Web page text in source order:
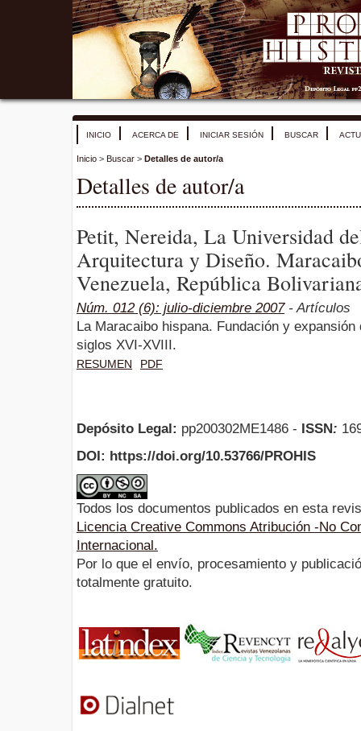
INICIO ACERCA DE INICIAR SESIÓN BUSCAR
Inicio > Buscar > Detalles de autor/a
Detalles de autor/a
Petit, Nereida, La Universidad
Arquitectura y Diseño.
Venezuela, República
Núm. 012 (6): julio-diciembre 2007- Artículos
La Maracaibo hispana. Fundación y
siglos XVI-XVIII.
RESUMEN PDF
Depósito Legal: pp200302ME1486 - ISSN:
DOI: https://doi.org/10.53766/PROHIS
Todos los documentos publicados en esta
Licencia Creative Commons Atribución -No
Internacional.
Por lo que el envío, procesamiento y
totalmente gratuito.